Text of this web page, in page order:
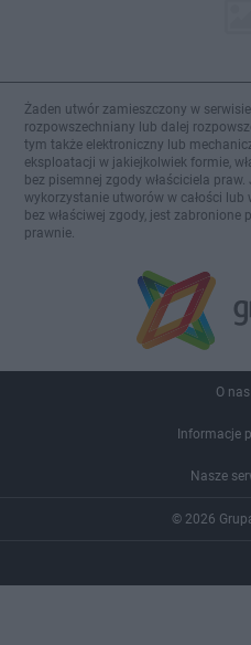
Żaden utwór zamieszczony w
rozpowszechniany lub dalej
tym także elektroniczny lub
eksploatacji w jakiejkolwiek formie,
bez pisemnej zgody właściciela
wykorzystanie utworów w całości lub
bez właściwej zgody, jest
prawnie.
O nas
Informacje
Nasze
© 2026